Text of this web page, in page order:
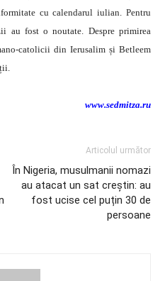
cu calendarul iulian. Pentru
au fost o noutate. Despre primirea
catolicii din Ierusalim și Betleem
www.sedmitza.ru
Articolul următor
În Nigeria, musulmanii nomazi
au atacat un sat creștin: au
fost ucise cel puțin 30 de
persoane